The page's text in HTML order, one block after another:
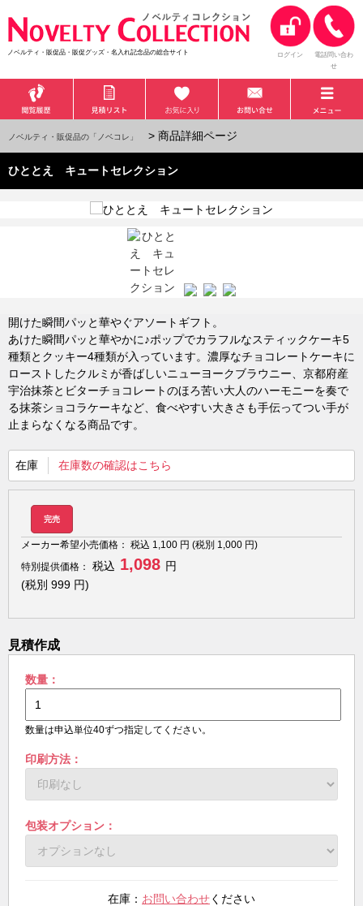
ノベルティ・販促品・販促グッズ・名入れ記念品の総合サイト ログイン
電話問い合わ
せ
ノベルティ・販促品の「ノベコレ」 > 商品詳細ページ
ひととえ キュートセレクション
開けた瞬間パッと華やぐアソートギフト。
あけた瞬間パッと華やかに♪ポップでカラフルなスティックケーキ5
種類とクッキー4種類が入っています。濃厚なチョコレートケーキに
ローストしたクルミが香ばしいニューヨークブラウニー、京都府産
宇治抹茶とビターチョコレートのほろ苦い大人のハーモニーを奏で
る抹茶ショコラケーキなど、食べやすい大きさも手伝ってつい手が
止まらなくなる商品です。
在庫 在庫数の確認はこちら
完売
メーカー希望小売価格： 税込 1,100 円 (税別 1,000 円)
特別提供価格：
税込 1,098 円
(税別 999 円)
見積作成
数量：
数量は申込単位40ずつ指定してください。
印刷方法：
包装オプション：
在庫： お問い合わせください